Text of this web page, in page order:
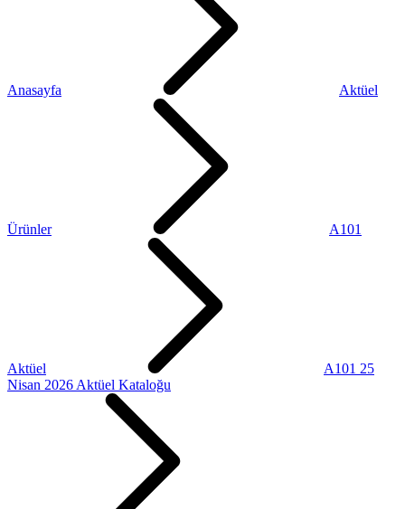
Anasayfa Aktüel
Ürünler A101
Aktüel
A101 25
Nisan 2026 Aktüel Kataloğu